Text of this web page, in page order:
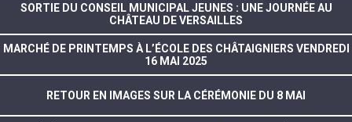
SORTIE DU CONSEIL MUNICIPAL JEUNES : UNE JOURNÉE AU
CHÂTEAU DE VERSAILLES
MARCHÉ DE PRINTEMPS À L’ÉCOLE DES CHÂTAIGNIERS VENDREDI
16 MAI 2025
RETOUR EN IMAGES SUR LA CÉRÉMONIE DU 8 MAI